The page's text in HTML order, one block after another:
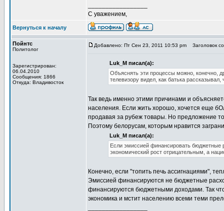
С уважением,
Вернуться к началу
Пойнтс
Политолог
Зарегистрирован:
06.04.2010
Сообщения: 1866
Откуда: Владивосток
Добавлено: Пт Сен 23, 2011 10:53 pm Заголовок
Luk_M писал(а):
Объяснять эти процессы можно, конечно,
телевизору видел, как батька
Так ведь именно этими причинами и
населения. Если жить хорошо, хочется еще
продавая за рубеж товары. Но предложение
Поэтому белорусам, которым нравится
Luk_M писал(а):
Если эмиссией финансировать бюджетные
экономический рост отрицательным, а
Конечно, если "топить печь ассигнациями",
Эмиссией финансируются не бюджетные
финансируются бюджетными доходами. Так
экономика и мстит населению всеми теми